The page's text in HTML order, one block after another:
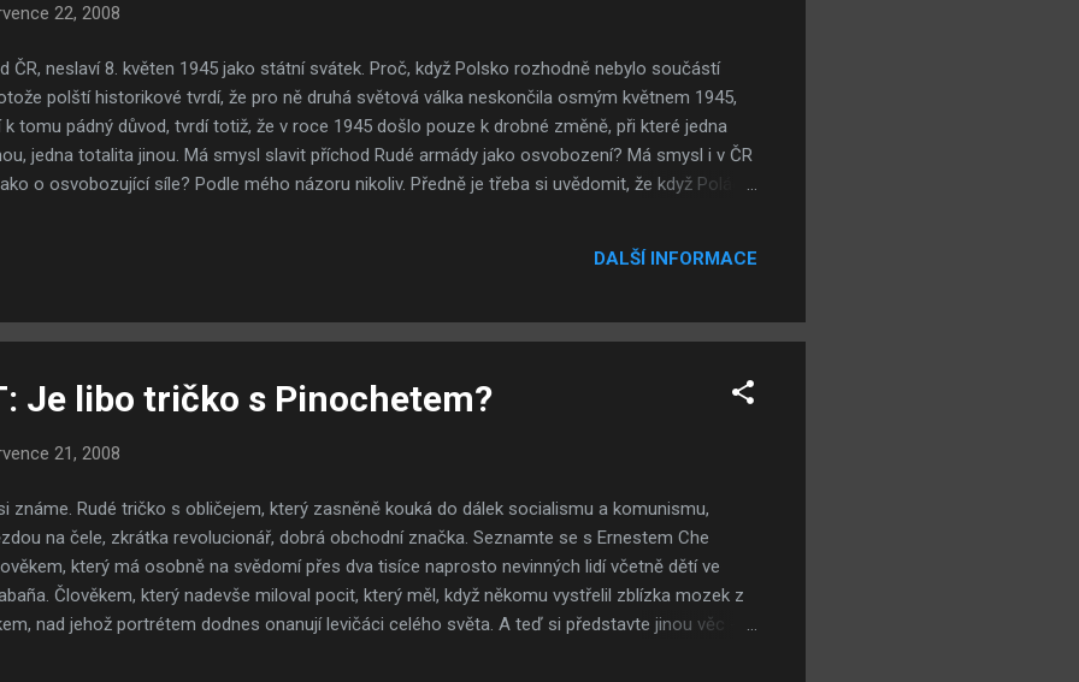
22, 2008
ČR, neslaví 8. květen 1945 jako státní svátek. Proč, když Polsko rozhodně nebylo součástí
polští historikové tvrdí, že pro ně druhá světová válka neskončila osmým květnem 1945,
k tomu pádný důvod, tvrdí totiž, že v roce 1945 došlo pouze k drobné změně, při které jedna
jedna totalita jinou. Má smysl slavit příchod Rudé armády jako osvobození? Má smysl i v ČR
o osvobozující síle? Podle mého názoru nikoliv. Předně je třeba si uvědomit, že když Poláci
a ruských soudruhů (genossen) v boji proti reakčním buržoazním angloamerickým silám
DALŠÍ INFORMACE
Je libo tričko s Pinochetem?
21, 2008
známe. Rudé tričko s obličejem, který zasněně kouká do dálek socialismu a komunismu,
na čele, zkrátka revolucionář, dobrá obchodní značka. Seznamte se s Ernestem Che
který má osobně na svědomí přes dva tisíce naprosto nevinných lidí včetně dětí ve
Člověkem, který nadevše miloval pocit, který měl, když někomu vystřelil zblízka mozek z
nad jehož portrétem dodnes onanují levičáci celého světa. A teď si představte jinou věc -